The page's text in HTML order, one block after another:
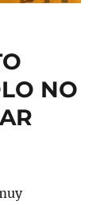
NO